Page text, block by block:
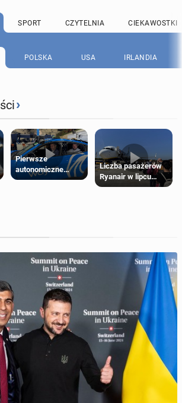
SPORT CZYTELNIA CIEKAWOSTKI
POLSKA USA IRLANDIA
›
Pierwsze
autonomiczne
Ubery pojawią się
Liczba pasażerów
Ryanair w lipcu
pobiła rekord